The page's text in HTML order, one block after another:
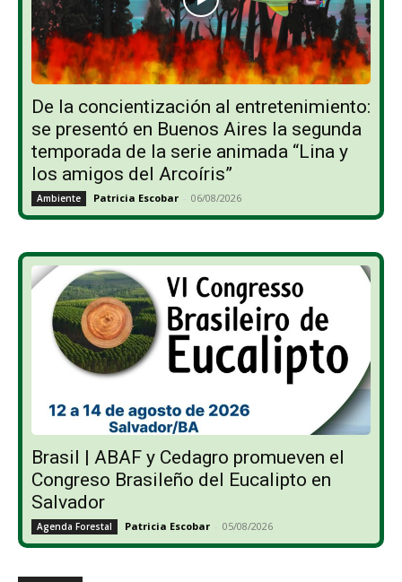
De la concientización al entretenimiento:
se presentó en Buenos Aires la segunda
temporada de la serie animada “Lina y
los amigos del Arcoíris”
Ambiente Patricia Escobar - 06/08/2026
Brasil | ABAF y Cedagro promueven el
Congreso Brasileño del Eucalipto en
Salvador
Agenda Forestal Patricia Escobar - 05/08/2026